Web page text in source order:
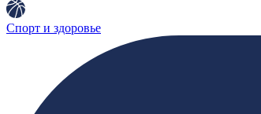
Спорт и здоровье